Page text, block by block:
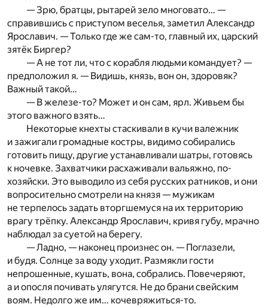
— Зрю, братцы, рытарей зело многовато… —
справившись с приступом веселья, заметил Александр
Ярославич. — Только где же сам-то, главный их, царский
зятёк Биргер?
— А не тот ли, что с корабля людьми командует? —
предположил я. — Видишь, князь, вон он, здоровяк?
Важный такой…
— В железе-то? Может и он сам, ярл. Живьем бы
этого важного взять…
Некоторые кнехты стаскивали в кучи валежник
и зажигали громадные костры, видимо собирались
готовить пищу, другие устанавливали шатры, готовясь
к ночевке. Захватчики расхаживали вальяжно, по-
хозяйски. Это выводило из себя русских ратников, и они
вопросительно смотрели на князя — мужикам
не терпелось задать вторгшемуся на их территорию
врагу трёпку. Александр Ярославич, кривя губу, мрачно
наблюдал за суетой на берегу.
— Ладно, — наконец произнес он. — Поглазели,
и будя. Солнце за воду уходит. Размякли гости
непрошенные, кушать, вона, собрались. Повечеряют,
а и опосля почивать улягутся. Не до брани свейским
воям. Недолго же им… кочевряжиться-то.